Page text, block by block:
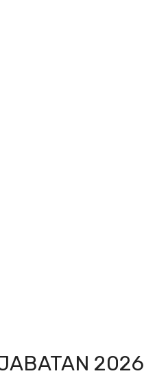
2026